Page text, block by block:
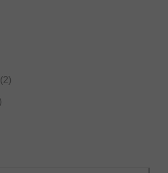
(2)